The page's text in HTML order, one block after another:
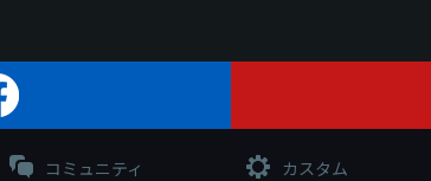
コミュニティ
カスタム